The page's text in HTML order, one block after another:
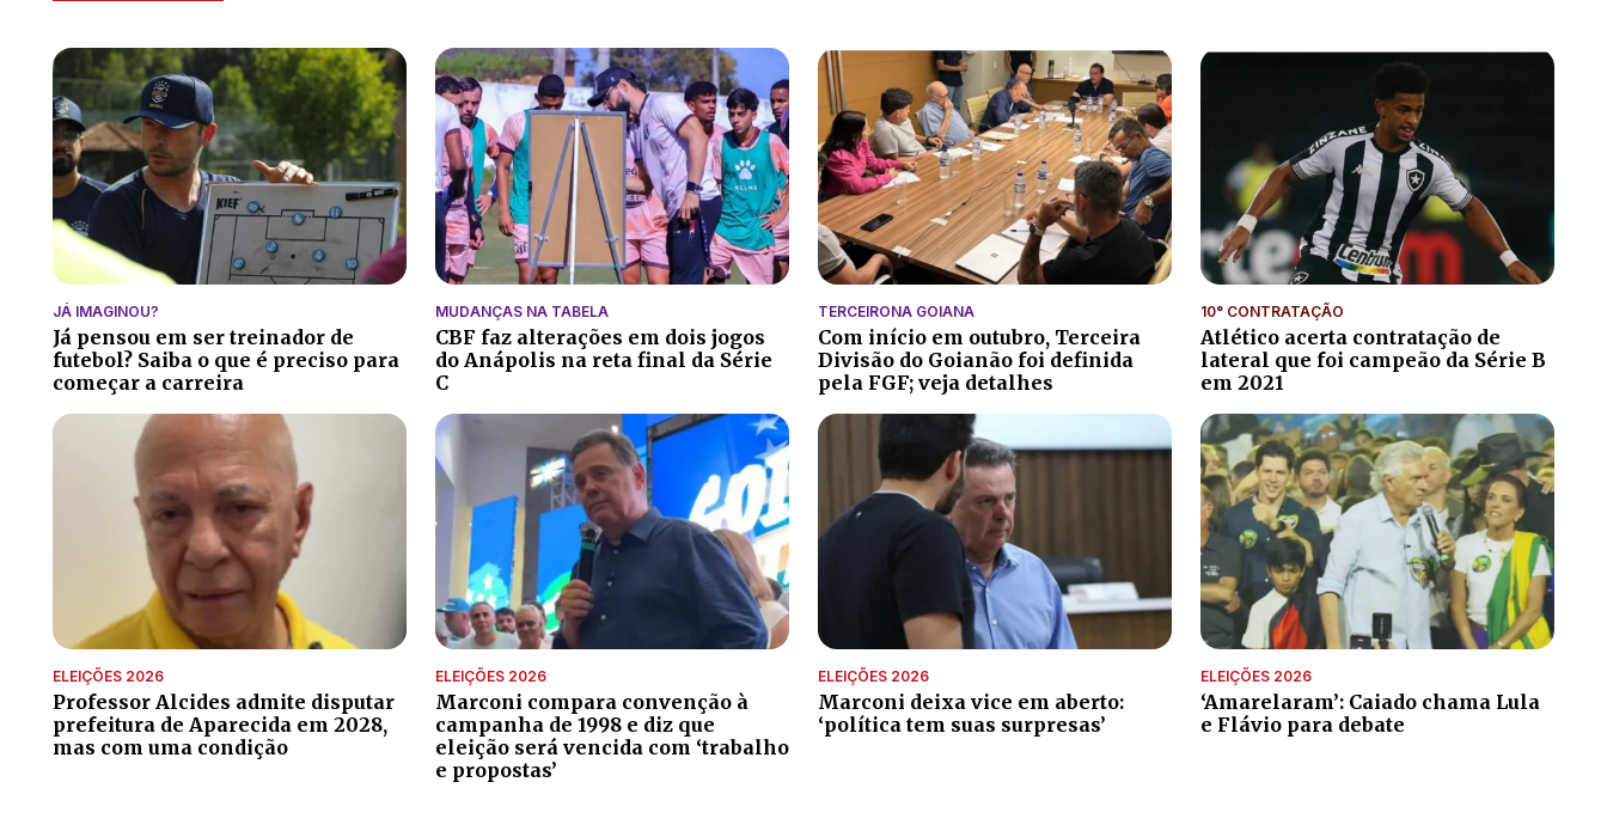
JÁ IMAGINOU?
Já pensou em ser treinador de
futebol? Saiba o que é preciso para
começar a carreira
MUDANÇAS NA TABELA
CBF faz alterações em dois jogos
do Anápolis na reta final da Série
C
TERCEIRONA GOIANA
Com início em outubro, Terceira
Divisão do Goianão foi definida
pela FGF; veja detalhes
10° CONTRATAÇÃO
Atlético acerta contratação de
lateral que foi campeão da Série B
em 2021
ELEIÇÕES 2026
Professor Alcides admite disputar
prefeitura de Aparecida em 2028,
mas com uma condição
ELEIÇÕES 2026
Marconi compara convenção à
campanha de 1998 e diz que
eleição será vencida com ‘trabalho
e propostas’
ELEIÇÕES 2026
Marconi deixa vice em aberto:
‘política tem suas surpresas’
ELEIÇÕES 2026
‘Amarelaram’: Caiado chama Lula
e Flávio para debate